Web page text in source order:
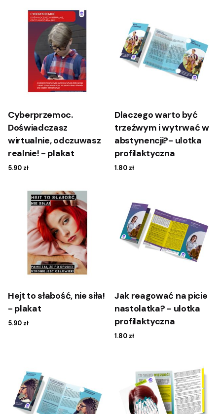
Cyberprzemoc.
Doświadczasz
wirtualnie, odczuwasz
realnie! - plakat
5.90 zł
Dlaczego warto być
trzeźwym i wytrwać w
abstynencji?- ulotka
profilaktyczna
1.80 zł
Hejt to słabość, nie siła!
- plakat
5.90 zł
Jak reagować na picie
nastolatka? - ulotka
profilaktyczna
1.80 zł